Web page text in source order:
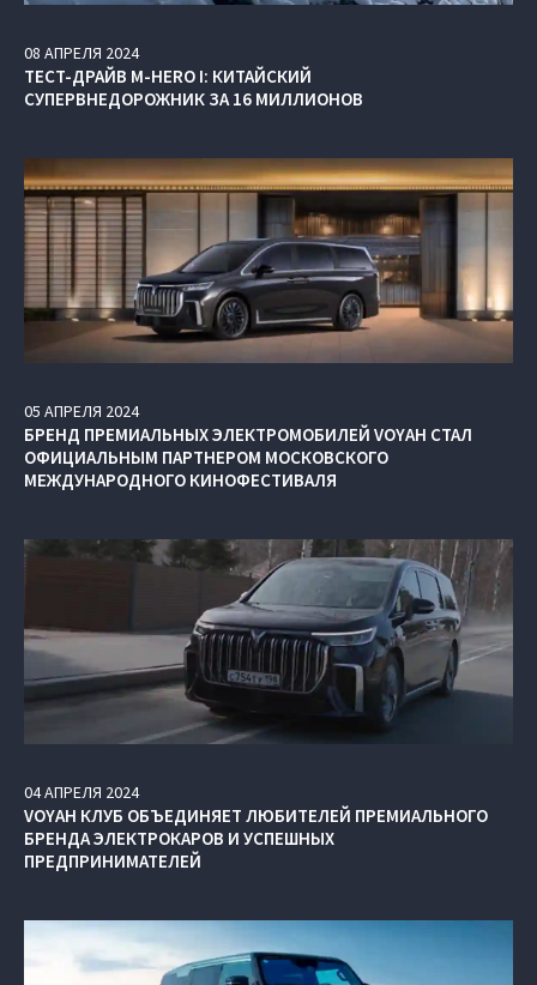
08 АПРЕЛЯ 2024
ТЕСТ-ДРАЙВ M-HERO I: КИТАЙСКИЙ
СУПЕРВНЕДОРОЖНИК ЗА 16 МИЛЛИОНОВ
05 АПРЕЛЯ 2024
БРЕНД ПРЕМИАЛЬНЫХ ЭЛЕКТРОМОБИЛЕЙ VOYAH СТАЛ
ОФИЦИАЛЬНЫМ ПАРТНЕРОМ МОСКОВСКОГО
МЕЖДУНАРОДНОГО КИНОФЕСТИВАЛЯ
04АПРЕЛЯ 2024
VOYAH КЛУБ ОБЪЕДИНЯЕТ ЛЮБИТЕЛЕЙ ПРЕМИАЛЬНОГО
БРЕНДА ЭЛЕКТРОКАРОВ И УСПЕШНЫХ
ПРЕДПРИНИМАТЕЛЕЙ